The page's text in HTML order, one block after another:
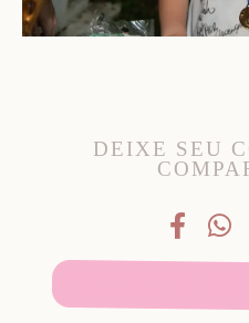
DEIXE SEU